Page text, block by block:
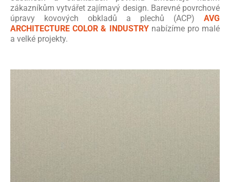
zákazníkům vytvářet zajímavý design. Barevné povrchové
úpravy kovových obkladů a plechů (ACP) AVG
ARCHITECTURE COLOR & INDUSTRYnabízíme pro malé
a velké projekty.